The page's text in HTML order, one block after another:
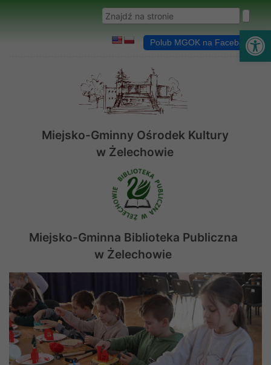
Wyszukaj w serwisie
Polub MGOK na Facebooku
Miejsko-Gminny Ośrodek Kultury
w Żelechowie
Miejsko-Gminna Biblioteka Publiczna
w Żelechowie